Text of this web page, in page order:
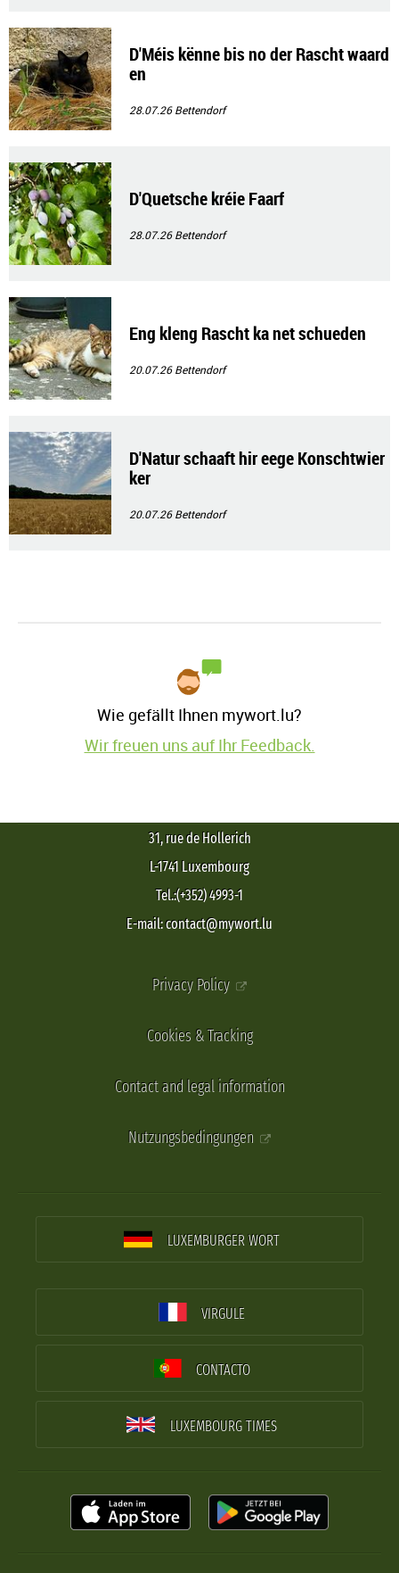
D'Méis kënne bis no der Rascht waard
en
28.07.26Bettendorf
D'Quetsche kréie Faarf
28.07.26Bettendorf
Eng kleng Rascht ka net schueden
20.07.26Bettendorf
D'Natur schaaft hir eege Konschtwier
ker
20.07.26Bettendorf
Wie gefällt Ihnen mywort.lu?
Wir freuen uns auf Ihr Feedback.
31, rue de Hollerich
L-1741 Luxembourg
Tel.:(+352) 4993-1
E-mail: contact@mywort.lu
Privacy Policy
Cookies & Tracking
Contact and legal information
Nutzungsbedingungen
LUXEMBURGER WORT
VIRGULE
CONTACTO
LUXEMBOURG TIMES